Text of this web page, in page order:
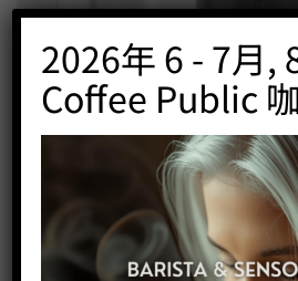
2026年 6 - 7月,
Coffee Public